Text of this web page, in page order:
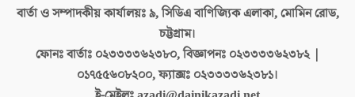
বার্তা ও সম্পাদকীয় কার্যালয়ঃ৯, সিডিএ বাণিজ্যিক এলাকা, মোমিন রোড,
চট্টগ্রাম।
ফোনঃ বার্তাঃ ০২৩৩৩৩৬২৩৮০, বিজ্ঞাপনঃ ০২৩৩৩৩৬২৩৮২ |
০১৭৫৫৬০৮২০০, ফ্যাক্সঃ ০২৩৩৩৩৬২৩৮১।